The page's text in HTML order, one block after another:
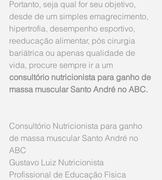
Portanto, seja qual for seu objetivo,
desde de um simples emagrecimento,
hipertrofia, desempenho esportivo,
reeducação alimentar, pós cirurgia
bariátrica ou apenas qualidade de
vida, procure sempre ir a um
consultório nutricionista para ganho de
massa muscular Santo André no ABC.
Consultório Nutricionista para ganho
de massa muscular Santo André no
ABC
Gustavo Luiz Nutricionista
Profissional de Educação Física